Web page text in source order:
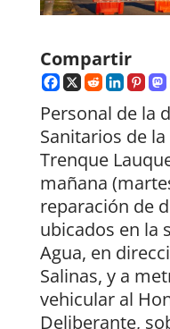
Compartir
Personal de la
Sanitarios de
Trenque
mañana
reparación de
ubicados en la
Agua, en
Salinas, y a
vehicular al
Deliberante,